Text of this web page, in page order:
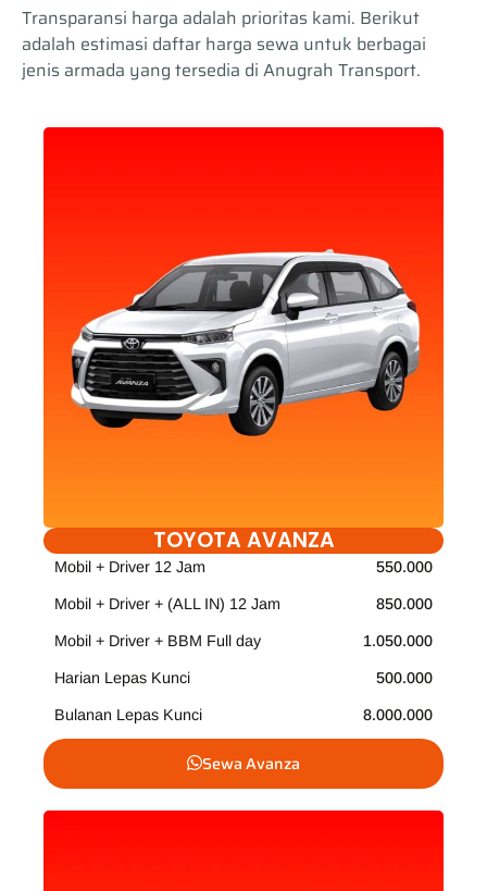
Transparansi harga adalah prioritas kami. Berikut
adalah estimasi daftar harga sewa untuk berbagai
jenis armada yang tersedia di Anugrah Transport.
TOYOTA AVANZA
Mobil + Driver 12 Jam 550.000
Mobil + Driver + (ALL IN) 12 Jam 850.000
Mobil + Driver + BBM Full day 1.050.000
Harian Lepas Kunci 500.000
Bulanan Lepas Kunci 8.000.000
Sewa Avanza